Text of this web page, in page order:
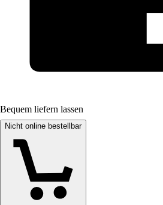
Bequem liefern lassen
Nicht online bestellbar